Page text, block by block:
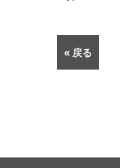
« 戻る